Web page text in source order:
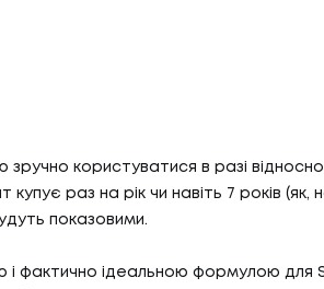
користуватися в разі
купує раз на рік чи навіть 7 років
показовими.
і фактично ідеальною формулою